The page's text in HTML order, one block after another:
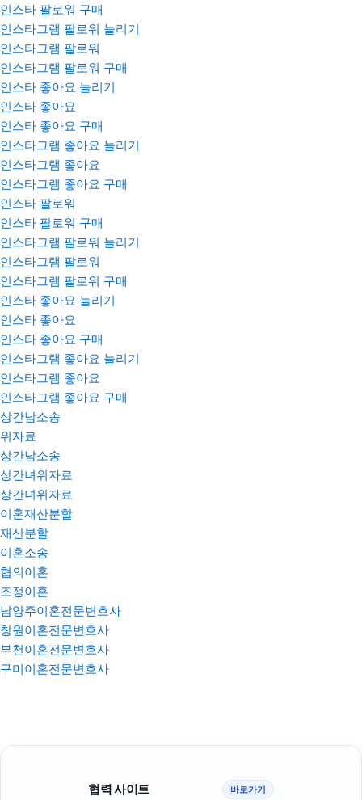
인스타 팔로워 구매
인스타그램 팔로워 늘리기
인스타그램 팔로워
인스타그램 팔로워 구매
인스타 좋아요 늘리기
인스타 좋아요
인스타 좋아요 구매
인스타그램 좋아요 늘리기
인스타그램 좋아요
인스타그램 좋아요 구매
인스타 팔로워
인스타 팔로워 구매
인스타그램 팔로워 늘리기
인스타그램 팔로워
인스타그램 팔로워 구매
인스타 좋아요 늘리기
인스타 좋아요
인스타 좋아요 구매
인스타그램 좋아요 늘리기
인스타그램 좋아요
인스타그램 좋아요 구매
상간남소송
위자료
상간남소송
상간녀위자료
상간녀위자료
이혼재산분할
재산분할
이혼소송
협의이혼
조정이혼
남양주이혼전문변호사
창원이혼전문변호사
부천이혼전문변호사
구미이혼전문변호사
협력 사이트 바로가기